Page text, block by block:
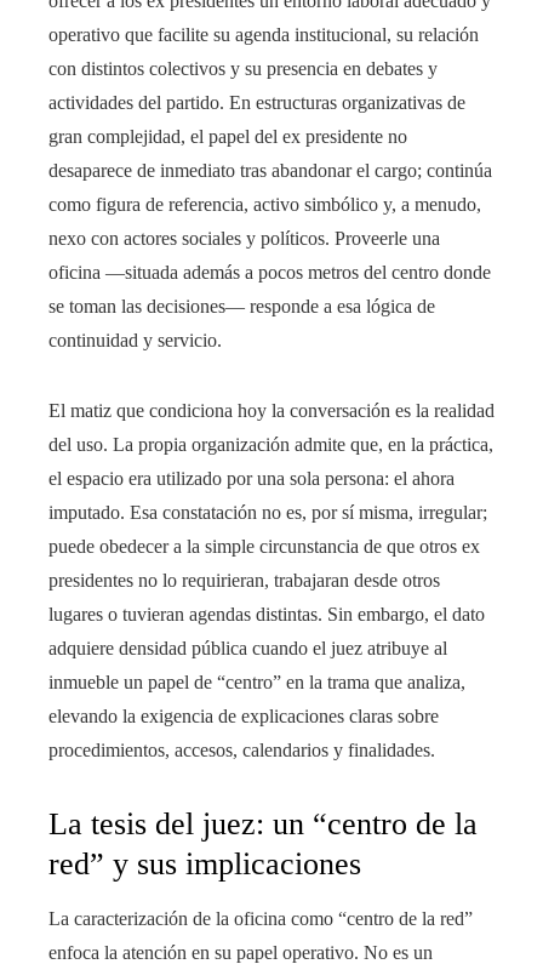
operativo que facilite su agenda institucional, su relación
con distintos colectivos y su presencia en debates y
actividades del partido. En estructuras organizativas de
gran complejidad, el papel del ex presidente no
desaparece de inmediato tras abandonar el cargo; continúa
como figura de referencia, activo simbólico y, a menudo,
nexo con actores sociales y políticos. Proveerle una
oficina —situada además a pocos metros del centro donde
se toman las decisiones— responde a esa lógica de
continuidad y servicio.
El matiz que condiciona hoy la conversación es la realidad
del uso. La propia organización admite que, en la práctica,
el espacio era utilizado por una sola persona: el ahora
imputado. Esa constatación no es, por sí misma, irregular;
puede obedecer a la simple circunstancia de que otros ex
presidentes no lo requirieran, trabajaran desde otros
lugares o tuvieran agendas distintas. Sin embargo, el dato
adquiere densidad pública cuando el juez atribuye al
inmueble un papel de “centro” en la trama que analiza,
elevando la exigencia de explicaciones claras sobre
procedimientos, accesos, calendarios y finalidades.
La tesis del juez: un “centro de la
red” y sus implicaciones
La caracterización de la oficina como “centro de la red”
enfoca la atención en su papel operativo. No es un